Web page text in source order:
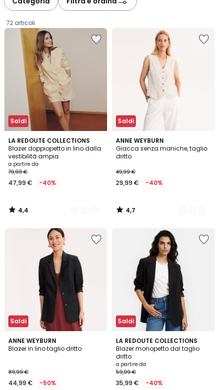
72 articoli
Saldi
LA REDOUTE COLLECTIONS
Blazer doppiopetto in lino dalla
vestibilità ampia
Prezzo
a
partire
47,99
€
applicato.
a partire da
79,99 €
47,99 € -40%
4,4
/ 5
4
Colori
4,4
/
Saldi
ANNE WEYBURN
Giacca senza maniche, taglio
dritto
49,99 €
29,99 € -40%
4,7
/ 5
2
Colori
4,7
/
Saldi
ANNE WEYBURN
Blazer in lino taglio dritto
89,99 €
44,99 € -50%
2
/
3
Colori
Saldi
LA REDOUTE COLLECTIONS
Blazer monopetto dal taglio
dritto
a partire da
59,99 €
35,99 € -40%
4,2
/ 5
2
Colori